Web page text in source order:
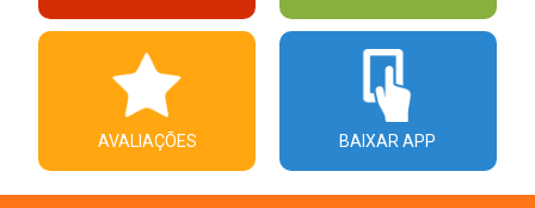
AVALIAÇÕES BAIXAR APP